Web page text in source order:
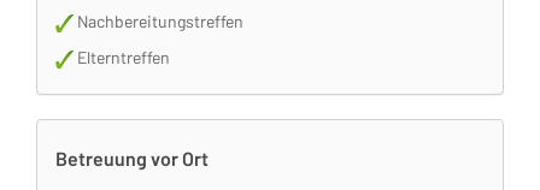
Nachbereitungstreffen
Elterntreffen
Betreuung vor Ort